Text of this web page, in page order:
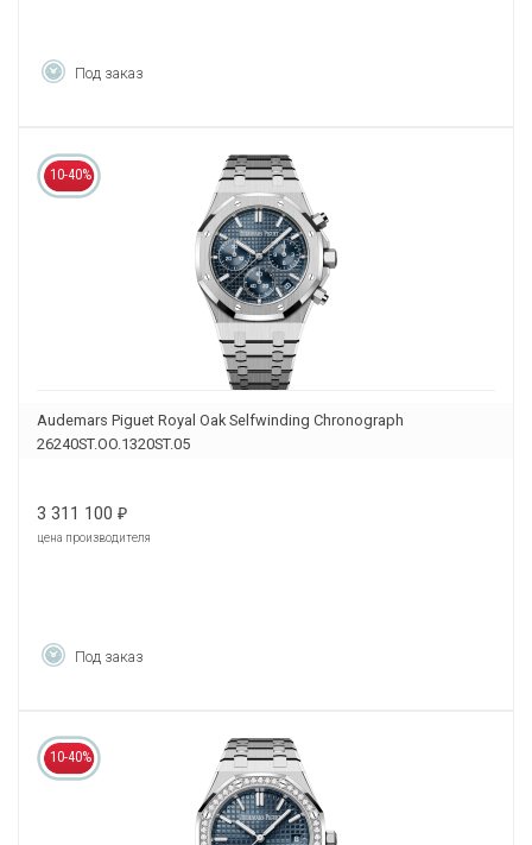
Под заказ
10-40%
Audemars Piguet Royal Oak Selfwinding Chronograph
26240ST.OO.1320ST.05
3 311 100 ₽
цена производителя
Под заказ
10-40%